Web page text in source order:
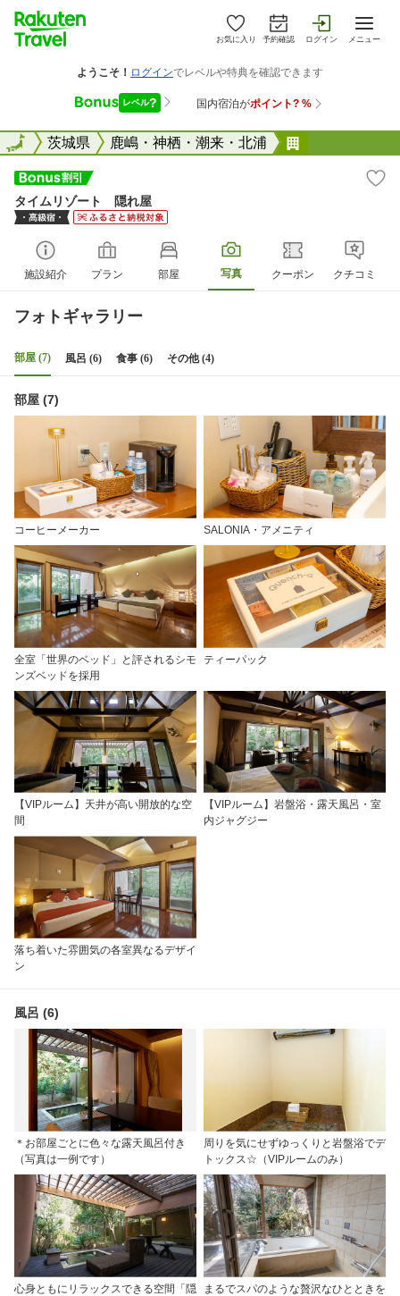
お気に入り 予約確認 ログイン メニュー
全国茨城県 鹿嶋・神栖・潮来・北浦
全国
タイムリゾート 隠れ屋
施設紹介 プラン 部屋 写真 クーポン クチコミ
フォトギャラリー
部屋 (7) 風呂 (6) 食事 (6) その他 (4)
部屋 (7)
コーヒーメーカー SALONIA・アメニティ
全室「世界のベッド」と評されるシモ
ンズベッドを採用
ティーパック
【VIPルーム】天井が高い開放的な空
間
【VIPルーム】岩盤浴・露天風呂・室
内ジャグジー
落ち着いた雰囲気の各室異なるデザイ
ン
風呂 (6)
＊お部屋ごとに色々な露天風呂付き
（写真は一例です）
周りを気にせずゆっくりと岩盤浴でデ
トックス☆（VIPルームのみ）
心身ともにリラックスできる空間「隠
まるでスパのような贅沢なひとときを